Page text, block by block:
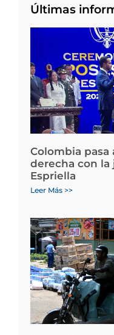
Últimas
Colombia pasa
derecha con la
Espriella
Leer Más >>